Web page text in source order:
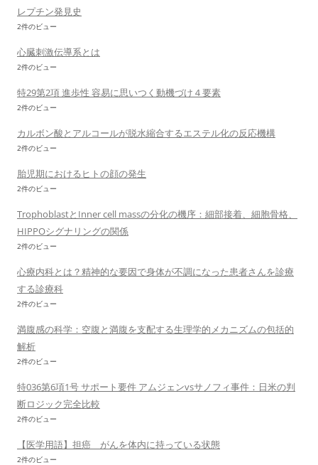
レプチン発見史
2件のビュー
心臓刺激伝導系とは
2件のビュー
特29第2項 進歩性 容易に思いつく動機づけ４要素
2件のビュー
カルボン酸とアルコールが脱水縮合するエステル化の反応機構
2件のビュー
胎児期におけるヒトの顔の発生
2件のビュー
TrophoblastとInner cell massの分化の機序：細部接着、細胞骨格、
HIPPOシグナリングの関係
2件のビュー
心療内科とは？精神的な要因で身体が不調になった患者さんを診療
する診療科
2件のビュー
満腹感の科学：空腹と満腹を支配する生理学的メカニズムの包括的
解析
2件のビュー
特036第6項1号 サポート要件 アムジェンvsサノフィ事件：日米の判
断ロジック完全比較
2件のビュー
【医学用語】担癌 がんを体内に持っている状態
2件のビュー